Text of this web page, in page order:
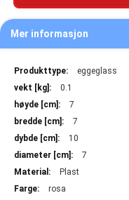
Mer informasjon
Mer
informasjon
eggeglass
0.1
7
7
10
7
Plast
rosa